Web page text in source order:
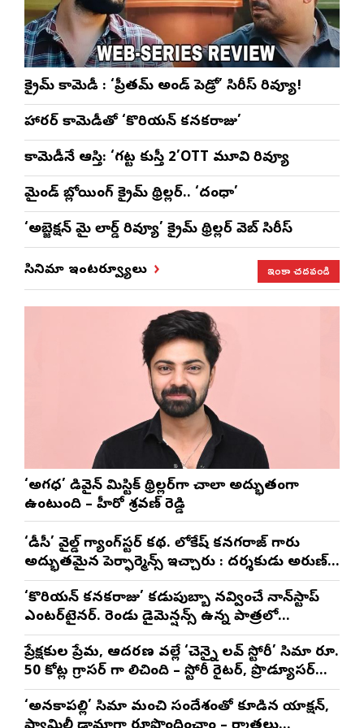
క్రైమ్ కామెడీ : ‘ప్రీతమ్ అండ్ పెడ్రో’ సిరీస్ రివ్యూ!
హారర్ కామెడీతో ‘కొరియన్ కనకరాజు’
కామెడీనే ఆస్తి: ‘గట్ట కుస్తీ 2’OTT మూవి రివ్యూ
మైండ్ బ్లోయింగ్ క్రైమ్ థ్రిల్లర్.. ‘దంధా’
‘అబ్జెక్ష‌న్ మై లార్డ్ రివ్యూ’ క్రైమ్ థ్రిల్ల‌ర్ వెబ్ సిరీస్
సినిమా ఇంటర్వ్యూలు ఇంకా చదవండి
‘అగధ’ డివైన్ మిస్టిక్ థ్రిల్లర్‌గా చాలా అద్భుతంగా
ఉంటుంది – హీరో శ్రవణ్ రెడ్డి
‘డీసీ’ వైల్డ్ గ్యాంగ్‌స్టర్ కథ. లోకేష్ కనగరాజ్ గారు
అద్భుతమైన పెర్ఫార్మెన్స్ ఇచ్చారు : దర్శకుడు అరుణ్
మాథేశ్వరన్
‘కొరియన్ కనకరాజు’ కడుపుబ్బా నవ్వించే నాన్‌స్టాప్
ఎంటర్‌టైనర్. రెండు డైమెన్షన్స్ ఉన్న పాత్రలో
నటించడం చాలా సంతృప్తినిచ్చింది : వరుణ్ తేజ్
ప్రేక్షకుల ప్రేమ, ఆదరణ వల్లే ‘చెన్నై లవ్ స్టోరీ’ సినిమా రూ.
50 కోట్ల గ్రాసర్ గా నిలిచింది – స్టోరీ రైటర్, ప్రొడ్యూసర్
సాయి రాజేష్
‘అనకాపల్లి’ సినిమాని మంచి సందేశంతో కూడిన యాక్షన్,